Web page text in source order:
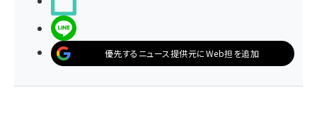
優先するニュース提供元にWeb担を追加